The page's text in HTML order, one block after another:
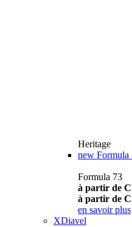
Heritage
new Formula
Formula 73
à partir de
à partir de
en savoir plus
XDiavel